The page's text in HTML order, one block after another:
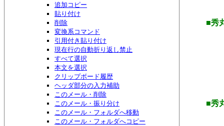
追加コピー
貼り付け
削除
変換系コマンド
引用付き貼り付け
現在行の自動折り返し禁止
すべて選択
本文を選択
クリップボード履歴
ヘッダ部分の入力補助
このメール・削除
このメール・振り分け
このメール・フォルダへ移動
このメール・フォルダへコピー
■秀
■秀